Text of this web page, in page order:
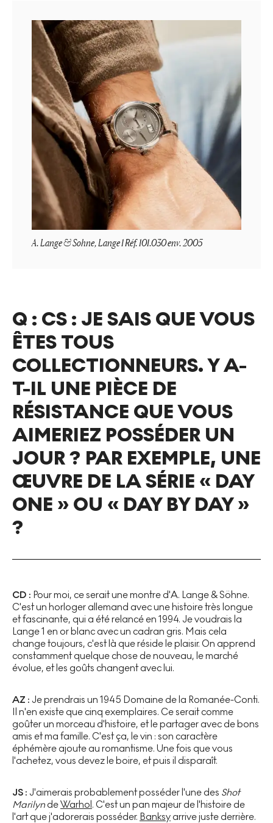
A. Lange & Sohne, Lange 1 Réf. 101.030 env. 2005
Q : CS : JE SAIS QUE VOUS
ÊTES TOUS
COLLECTIONNEURS. Y A-
T-IL UNE PIÈCE DE
RÉSISTANCE QUE VOUS
AIMERIEZ POSSÉDER UN
JOUR ? PAR EXEMPLE, UNE
ŒUVRE DE LA SÉRIE « DAY
ONE » OU « DAY BY DAY »
?
CD : Pour moi, ce serait une montre d'A. Lange & Söhne.
C'est un horloger allemand avec une histoire très longue
et fascinante, qui a été relancé en 1994. Je voudrais la
Lange 1 en or blanc avec un cadran gris. Mais cela
change toujours, c'est là que réside le plaisir. On apprend
constamment quelque chose de nouveau, le marché
évolue, et les goûts changent avec lui.
AZ : Je prendrais un 1945 Domaine de la Romanée-Conti.
Il n'en existe que cinq exemplaires. Ce serait comme
goûter un morceau d'histoire, et le partager avec de bons
amis et ma famille. C'est ça, le vin : son caractère
éphémère ajoute au romantisme. Une fois que vous
l'achetez, vous devez le boire, et puis il disparaît.
JS : J'aimerais probablement posséder l'une des Shot
Marilyn deWarhol. C'est un pan majeur de l'histoire de
l'art que j'adorerais posséder. Banksy arrive juste derrière.